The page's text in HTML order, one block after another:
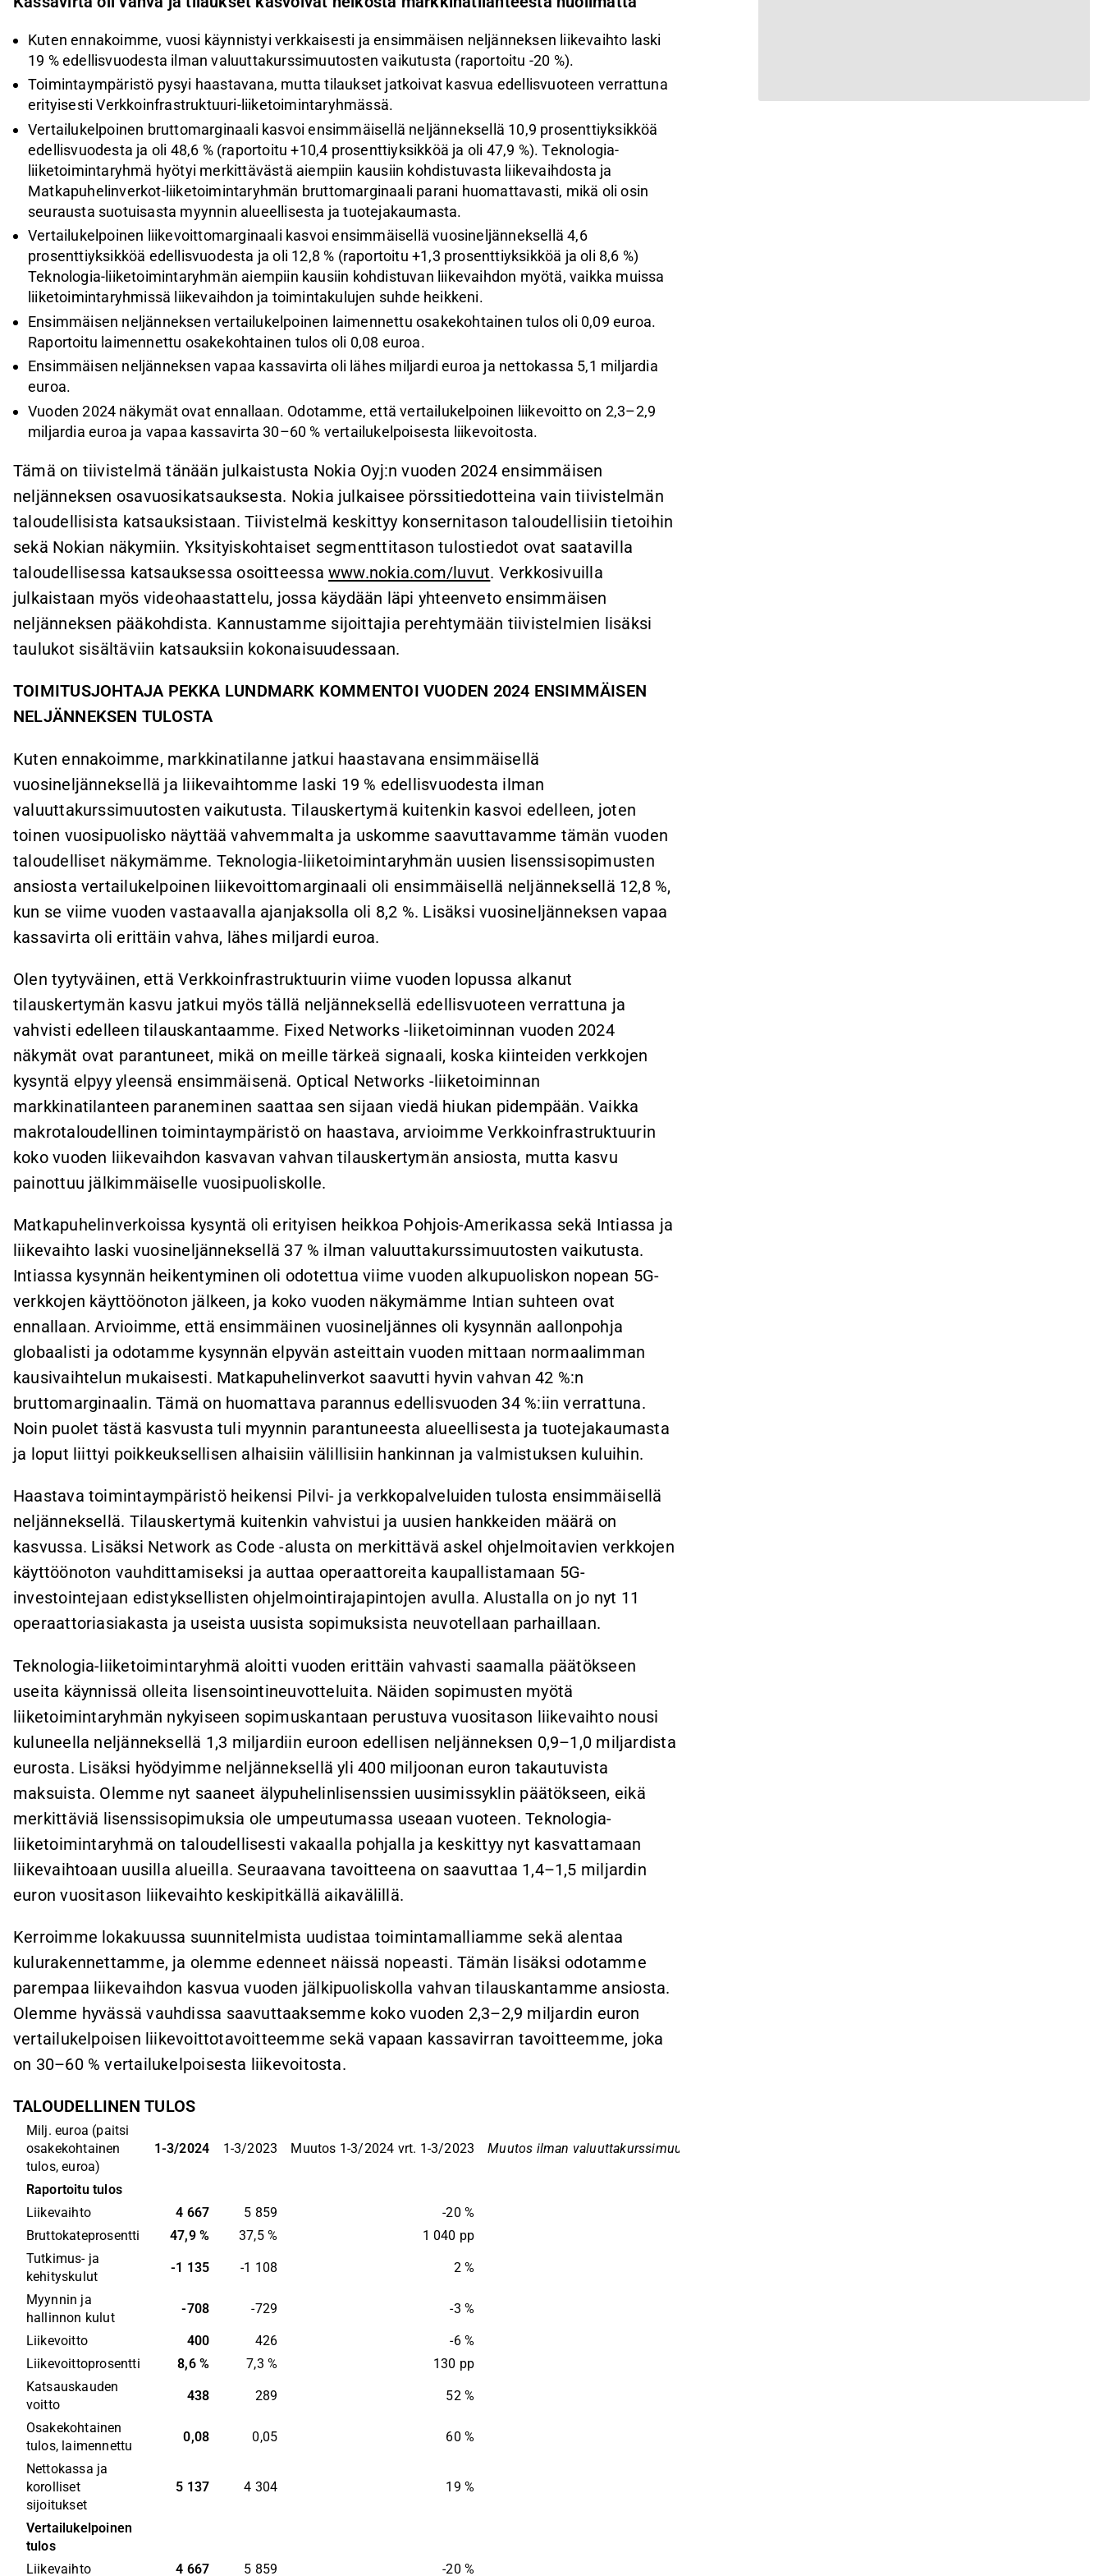
Kuten ennakoimme, vuosi käynnistyi verkkaisesti ja ensimmäisen neljänneksen liikevaihto laski
19 % edellisvuodesta ilman valuuttakurssimuutosten vaikutusta (raportoitu -20 %).
Toimintaympäristö pysyi haastavana, mutta tilaukset jatkoivat kasvua edellisvuoteen verrattuna
erityisesti Verkkoinfrastruktuuri-liiketoimintaryhmässä.
Vertailukelpoinen bruttomarginaali kasvoi ensimmäisellä neljänneksellä 10,9 prosenttiyksikköä
edellisvuodesta ja oli 48,6‌‌‌ % (raportoitu +10,4 prosenttiyksikköä ja oli 47,9 %). Teknologia-
liiketoimintaryhmä hyötyi merkittävästä aiempiin kausiin kohdistuvasta liikevaihdosta ja
Matkapuhelinverkot-liiketoimintaryhmän bruttomarginaali parani huomattavasti, mikä oli osin
seurausta suotuisasta myynnin alueellisesta ja tuotejakaumasta.
Vertailukelpoinen liikevoittomarginaali kasvoi ensimmäisellä vuosineljänneksellä 4,6
prosenttiyksikköä edellisvuodesta ja oli 12,8 % (raportoitu +1,3 prosenttiyksikköä ja oli 8,6 %)
Teknologia-liiketoimintaryhmän aiempiin kausiin kohdistuvan liikevaihdon myötä, vaikka muissa
liiketoimintaryhmissä liikevaihdon ja toimintakulujen suhde heikkeni.
Ensimmäisen neljänneksen vertailukelpoinen laimennettu osakekohtainen tulos oli 0,09 euroa.
Raportoitu laimennettu osakekohtainen tulos oli 0,08 euroa.
Ensimmäisen neljänneksen vapaa kassavirta oli lähes miljardi euroa ja nettokassa 5,1 miljardia
euroa.
Vuoden 2024 näkymät ovat ennallaan. Odotamme, että vertailukelpoinen liikevoitto on 2,3–2,9
miljardia euroa ja vapaa kassavirta 30–60 % vertailukelpoisesta liikevoitosta.
Tämä on tiivistelmä tänään julkaistusta Nokia Oyj:n vuoden 2024 ensimmäisen
neljänneksen osavuosikatsauksesta. Nokia julkaisee pörssitiedotteina vain tiivistelmän
taloudellisista katsauksistaan. Tiivistelmä keskittyy konsernitason taloudellisiin tietoihin
sekä Nokian näkymiin. Yksityiskohtaiset segmenttitason tulostiedot ovat saatavilla
taloudellisessa katsauksessa osoitteessawww.nokia.com/luvut. Verkkosivuilla
julkaistaan myös videohaastattelu, jossa käydään läpi yhteenveto ensimmäisen
neljänneksen pääkohdista. Kannustamme sijoittajia perehtymään tiivistelmien lisäksi
taulukot sisältäviin katsauksiin kokonaisuudessaan.
TOIMITUSJOHTAJA PEKKA LUNDMARK KOMMENTOI VUODEN 2024 ENSIMMÄISEN
NELJÄNNEKSEN TULOSTA
Kuten ennakoimme, markkinatilanne jatkui haastavana ensimmäisellä
vuosineljänneksellä ja liikevaihtomme laski 19 % edellisvuodesta ilman
valuuttakurssimuutosten vaikutusta. Tilauskertymä kuitenkin kasvoi edelleen, joten
toinen vuosipuolisko näyttää vahvemmalta ja uskomme saavuttavamme tämän vuoden
taloudelliset näkymämme. Teknologia-liiketoimintaryhmän uusien lisenssisopimusten
ansiosta vertailukelpoinen liikevoittomarginaali oli ensimmäisellä neljänneksellä 12,8 %,
kun se viime vuoden vastaavalla ajanjaksolla oli 8,2 %. Lisäksi vuosineljänneksen vapaa
kassavirta oli erittäin vahva, lähes miljardi euroa.
Olen tyytyväinen, että Verkkoinfrastruktuurin viime vuoden lopussa alkanut
tilauskertymän kasvu jatkui myös tällä neljänneksellä edellisvuoteen verrattuna ja
vahvisti edelleen tilauskantaamme. Fixed Networks -liiketoiminnan vuoden 2024
näkymät ovat parantuneet, mikä on meille tärkeä signaali, koska kiinteiden verkkojen
kysyntä elpyy yleensä ensimmäisenä. Optical Networks -liiketoiminnan
markkinatilanteen paraneminen saattaa sen sijaan viedä hiukan pidempään. Vaikka
makrotaloudellinen toimintaympäristö on haastava, arvioimme Verkkoinfrastruktuurin
koko vuoden liikevaihdon kasvavan vahvan tilauskertymän ansiosta, mutta kasvu
painottuu jälkimmäiselle vuosipuoliskolle.
Matkapuhelinverkoissa kysyntä oli erityisen heikkoa Pohjois-Amerikassa sekä Intiassa ja
liikevaihto laski vuosineljänneksellä 37 % ilman valuuttakurssimuutosten vaikutusta.
Intiassa kysynnän heikentyminen oli odotettua viime vuoden alkupuoliskon nopean 5G-
verkkojen käyttöönoton jälkeen, ja koko vuoden näkymämme Intian suhteen ovat
ennallaan. Arvioimme, että ensimmäinen vuosineljännes oli kysynnän aallonpohja
globaalisti ja odotamme kysynnän elpyvän asteittain vuoden mittaan normaalimman
kausivaihtelun mukaisesti. Matkapuhelinverkot saavutti hyvin vahvan 42 %:n
bruttomarginaalin. Tämä on huomattava parannus edellisvuoden 34 %:iin verrattuna.
Noin puolet tästä kasvusta tuli myynnin parantuneesta alueellisesta ja tuotejakaumasta
ja loput liittyi poikkeuksellisen alhaisiin välillisiin hankinnan ja valmistuksen kuluihin.
Haastava toimintaympäristö heikensi Pilvi- ja verkkopalveluiden tulosta ensimmäisellä
neljänneksellä. Tilauskertymä kuitenkin vahvistui ja uusien hankkeiden määrä on
kasvussa. Lisäksi Network as Code -alusta on merkittävä askel ohjelmoitavien verkkojen
käyttöönoton vauhdittamiseksi ja auttaa operaattoreita kaupallistamaan 5G-
investointejaan edistyksellisten ohjelmointirajapintojen avulla. Alustalla on jo nyt 11
operaattoriasiakasta ja useista uusista sopimuksista neuvotellaan parhaillaan.
Teknologia-liiketoimintaryhmä aloitti vuoden erittäin vahvasti saamalla päätökseen
useita käynnissä olleita lisensointineuvotteluita. Näiden sopimusten myötä
liiketoimintaryhmän nykyiseen sopimuskantaan perustuva vuositason liikevaihto nousi
kuluneella neljänneksellä 1,3 miljardiin euroon edellisen neljänneksen 0,9–1,0 miljardista
eurosta. Lisäksi hyödyimme neljänneksellä yli 400 miljoonan euron takautuvista
maksuista. Olemme nyt saaneet älypuhelinlisenssien uusimissyklin päätökseen, eikä
merkittäviä lisenssisopimuksia ole umpeutumassa useaan vuoteen. Teknologia-
liiketoimintaryhmä on taloudellisesti vakaalla pohjalla ja keskittyy nyt kasvattamaan
liikevaihtoaan uusilla alueilla. Seuraavana tavoitteena on saavuttaa 1,4–1,5 miljardin
euron vuositason liikevaihto keskipitkällä aikavälillä.
Kerroimme lokakuussa suunnitelmista uudistaa toimintamalliamme sekä alentaa
kulurakennettamme, ja olemme edenneet näissä nopeasti. Tämän lisäksi odotamme
parempaa liikevaihdon kasvua vuoden jälkipuoliskolla vahvan tilauskantamme ansiosta.
Olemme hyvässä vauhdissa saavuttaaksemme koko vuoden 2,3–2,9 miljardin euron
vertailukelpoisen liikevoittotavoitteemme sekä vapaan kassavirran tavoitteemme, joka
on 30–60 % vertailukelpoisesta liikevoitosta.
TALOUDELLINEN TULOS
Milj. euroa (paitsi
osakekohtainen
tulos, euroa)
1-3/2024 1-3/2023 Muutos 1-3/2024 vrt. 1-3/2023 Muutos ilman valuuttakurssimuutosten vaikutusta 1-3/2024 vrt. 1-3/2023
Raportoitu tulos
Liikevaihto
4 667 5 859 -20 %
Bruttokateprosentti
47,9 % 37,5 %
1 040 pp
Tutkimus- ja
kehityskulut
-1 135 -1 108 2 %
Myynnin ja
hallinnon kulut
-708 -729 -3 %
Liikevoitto 400 426
-6 %
Liikevoittoprosentti
8,6 % 7,3 %
130 pp
Katsauskauden
voitto
438 289 52 %
Osakekohtainen
tulos, laimennettu
0,08 0,05 60 %
Nettokassa ja
korolliset
sijoitukset
5 137 4 304 19 %
Vertailukelpoinen
tulos
Liikevaihto
4 667 5 859 -20 %